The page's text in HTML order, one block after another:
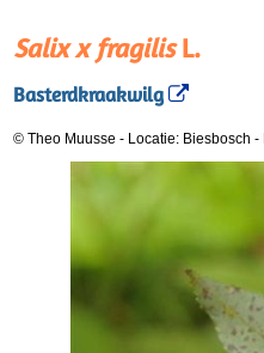
Salix x fragilisL.
Basterdkraakwilg
© Theo Muusse - Locatie: Biesbosch -